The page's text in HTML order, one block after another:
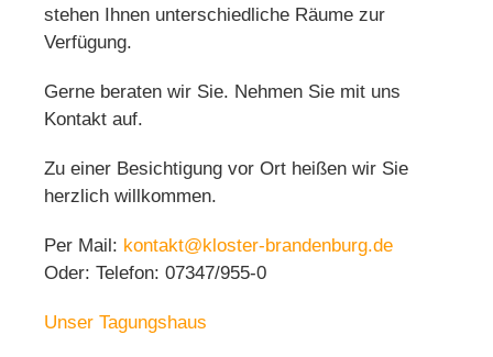
stehen Ihnen unterschiedliche Räume zur
Verfügung.
Gerne beraten wir Sie. Nehmen Sie mit uns
Kontakt auf.
Zu einer Besichtigung vor Ort heißen wir Sie
herzlich willkommen.
Per Mail: kontakt@kloster-brandenburg.de
Oder: Telefon: 07347/955-0
Unser Tagungshaus